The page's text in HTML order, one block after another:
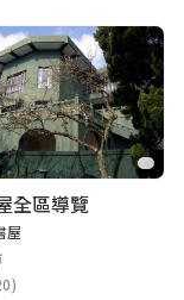
全區導覽
屋